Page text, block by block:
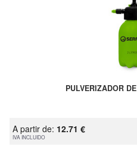
PULVERIZADOR
A partir de: 12.71 €
IVA INCLUIDO